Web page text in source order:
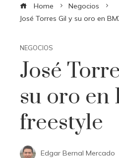
Home
Negocios
José Torres Gil y su oro en
NEGOCIOS
José
su oro en
freestyle
Edgar Bernal Mercado